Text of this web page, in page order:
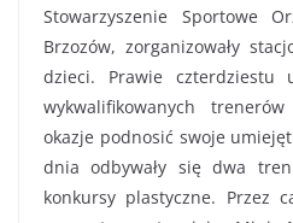
Stowarzyszenie Sportowe
Brzozów, zorganizowały
dzieci. Prawie czterdziestu
wykwalifikowanych
okazje podnosić swoje
dnia odbywały się dwa
konkursy plastyczne. Przez